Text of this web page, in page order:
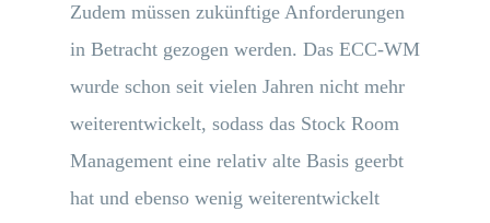
Zudem müssen zukünftige Anforderungen
in Betracht gezogen werden. Das ECC-WM
wurde schon seit vielen Jahren nicht mehr
weiterentwickelt, sodass das Stock Room
Management eine relativ alte Basis geerbt
hat und ebenso wenig weiterentwickelt